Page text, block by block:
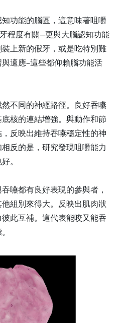
功能的腦區，這意味著咀嚼
程度有關─更與大腦認知功能
上新的假牙，或是吃特別難
適應–這些都仰賴腦功能活
不同的神經路徑。良好吞嚥
核的連結增強。與動作和節
反映出維持吞嚥穩定性的神
反的是，研究發現咀嚼能力
。
嚥都有良好表現的參與者，
組別來得大。反映出肌肉狀
此互補。這代表能咬又能吞